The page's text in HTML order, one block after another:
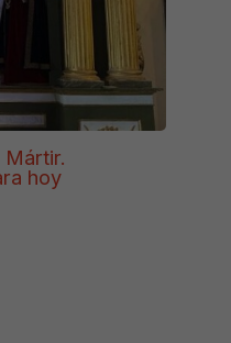
Mártir.
hoy